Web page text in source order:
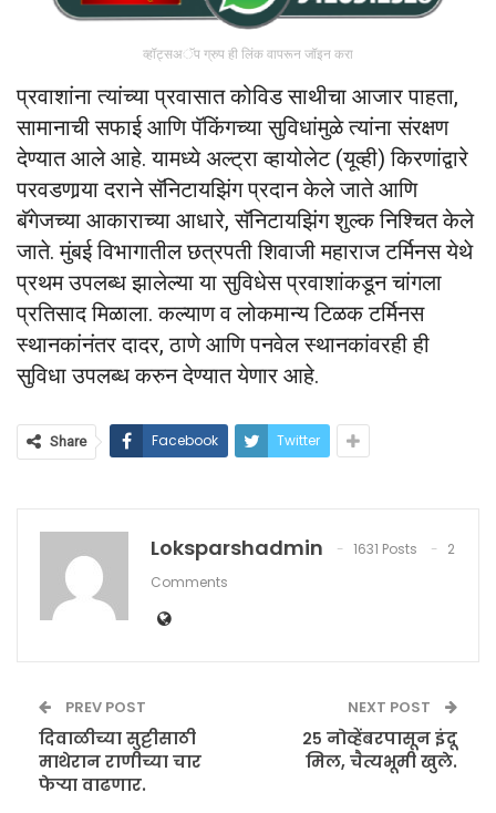
व्हॉट्सअॅप ग्रुप ही लिंक वापरून जॉइन करा
प्रवाशांना त्यांच्या प्रवासात कोविड साथीचा आजार पाहता,
सामानाची सफाई आणि पॅकिंगच्या सुविधांमुळे त्यांना संरक्षण
देण्यात आले आहे. यामध्ये अल्ट्रा व्हायोलेट (यूव्ही) किरणांद्वारे
परवडणार्‍या दराने सॅनिटायझिंग प्रदान केले जाते आणि
बॅगेजच्या आकाराच्या आधारे, सॅनिटायझिंग शुल्क निश्चित केले
जाते. मुंबई विभागातील छत्रपती शिवाजी महाराज टर्मिनस येथे
प्रथम उपलब्ध झालेल्या या सुविधेस प्रवाशांकडून चांगला
प्रतिसाद मिळाला. कल्याण व लोकमान्य टिळक टर्मिनस
स्थानकांनंतर दादर, ठाणे आणि पनवेल स्थानकांवरही ही
सुविधा उपलब्ध करुन देण्यात येणार आहे.
Share Facebook Twitter
Loksparshadmin 1631 Posts
2
Comments
PREV POST
दिवाळीच्या सुट्टीसाठी
माथेरान राणीच्या चार
फेर्‍या वाढणार.
NEXT POST
२५ नोव्हेंबरपासून इंदू
मिल, चैत्यभूमी खुले.